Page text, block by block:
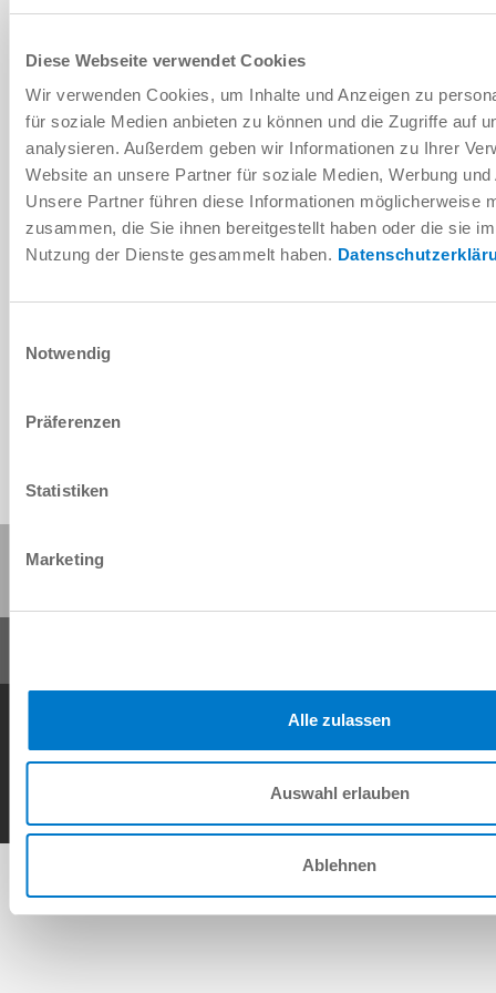
Diese Webseite verwendet Cookies
Wir verwenden Cookies, um Inhalte und Anzeigen zu
für soziale Medien anbieten zu können und die Zugriffe auf
analysieren. Außerdem geben wir Informationen zu Ihrer
Website an unsere Partner für soziale Medien, Werbung
Unsere Partner führen diese Informationen möglicherweise
zusammen, die Sie ihnen bereitgestellt haben oder die sie
Nutzung der Dienste gesammelt haben.
Notwendig
Präferenzen
Statistiken
Marketing
Alle zulassen
Auswahl erlauben
Ablehnen
AJOUTER AU PANIER
AJOUTER POUR COMPARAISON
Données techniques
Copyright © ZIMMER GROUP 2026